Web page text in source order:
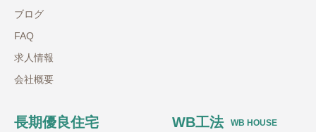
ブログ
FAQ
求人情報
会社概要
長期優良住宅 WB工法 WB HOUSE